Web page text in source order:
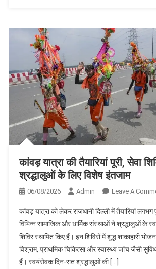
कांवड़ यात्रा की तैयारियां पूरी, सेवा
श्रद्धालुओं के लिए विशेष इंतजाम
06/08/2026 Admin Leave A
कांवड़ यात्रा को लेकर राजधानी दिल्ली में तैयारियां लगभग
विभिन्न सामाजिक और धार्मिक संस्थाओं ने श्रद्धालुओं के
शिविर स्थापित किए हैं। इन शिविरों में शुद्ध शाकाहारी
विश्राम, प्राथमिक चिकित्सा और स्वास्थ्य जांच जैसी
हैं। स्वयंसेवक दिन-रात श्रद्धालुओं की […]